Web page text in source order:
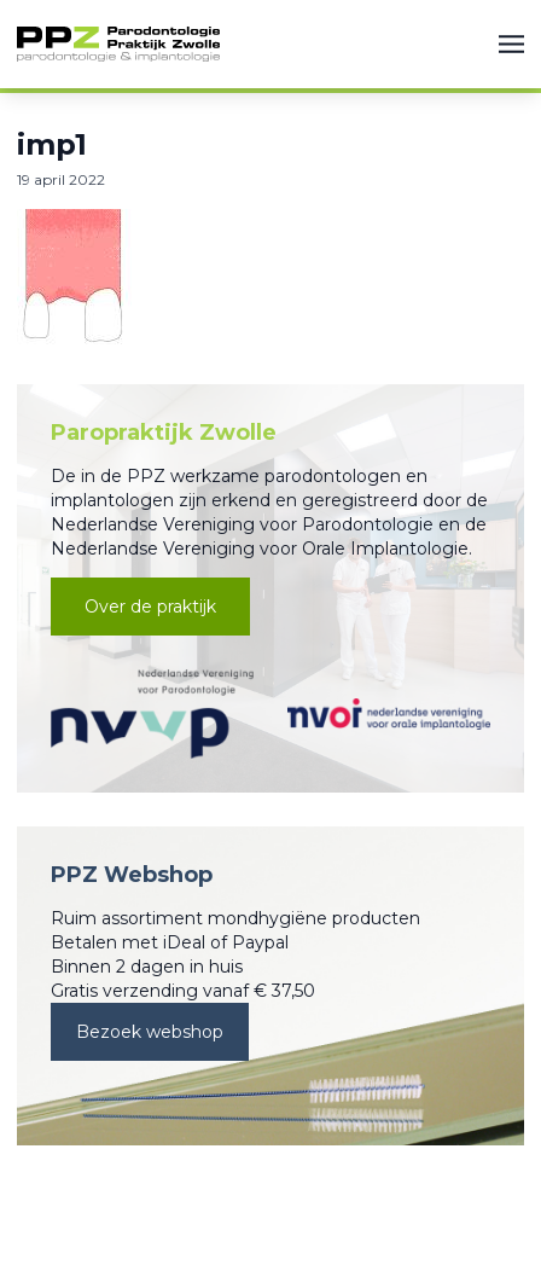
imp1
19 april 2022
Paropraktijk Zwolle
De in de PPZ werkzame parodontologen en
implantologen zijn erkend en geregistreerd door de
Nederlandse Vereniging voor Parodontologie en de
Nederlandse Vereniging voor Orale Implantologie.
Over de praktijk
PPZ Webshop
Ruim assortiment mondhygiëne producten
Betalen met iDeal of Paypal
Binnen 2 dagen in huis
Gratis verzending vanaf € 37,50
Bezoek webshop